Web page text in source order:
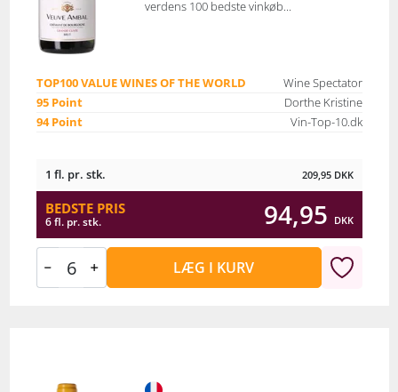
verdens 100 bedste vinkøb...
TOP100 VALUE WINES OF THE WORLD
Wine Spectator
95 Point
Dorthe Kristine
94 Point
Vin-Top-10.dk
1 fl. pr. stk. 209,95 DKK
BEDSTE PRIS
6 fl. pr. stk. 94,95 DKK
LÆG I KURV